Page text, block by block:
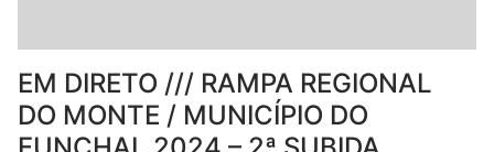
EM DIRETO /// RAMPA REGIONAL
DO MONTE / MUNICÍPIO DO